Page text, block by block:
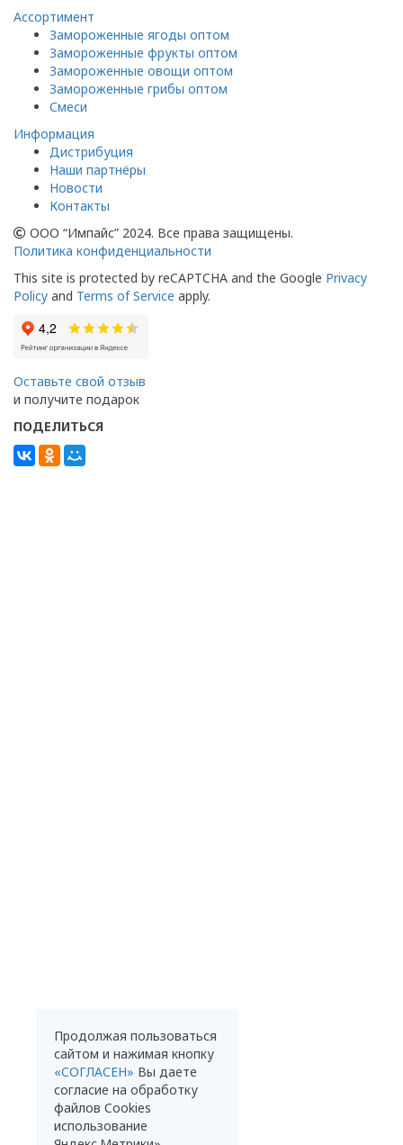
Ассортимент
Замороженные ягоды оптом
Замороженные фрукты оптом
Замороженные овощи оптом
Замороженные грибы оптом
Смеси
Информация
Дистрибуция
Наши партнёры
Новости
Контакты
ООО “Импайс” 2024. Все права защищены.
Политика конфиденциальности
This site is protected by reCAPTCHA and the Google Privacy
Policy and Terms of Service apply.
Оставьте свой отзыв
и получите подарок
ПОДЕЛИТЬСЯ
Продолжая пользоваться
сайтом и нажимая кнопку
«СОГЛАСЕН» Вы даете
согласие на обработку
файлов Cookies
использование